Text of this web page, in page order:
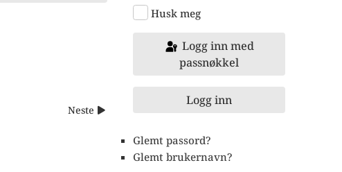
Neste
Husk meg
passnøkkel
Logg inn
Glemt passord?
Glemt brukernavn?